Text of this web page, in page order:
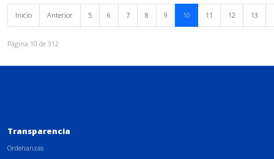
Inicio Anterior 5 6 7 8 9 10 11 12 13
Página 10 de 312
Transparencia
Ordenanzas